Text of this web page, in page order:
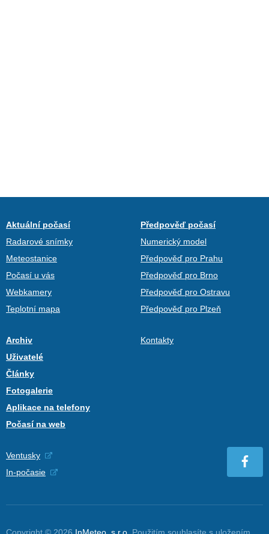
Aktuální počasí
Radarové snímky
Meteostanice
Počasí u vás
Webkamery
Teplotní mapa
Předpověď počasí
Numerický model
Předpověď pro Prahu
Předpověď pro Brno
Předpověď pro Ostravu
Předpověď pro Plzeň
Archiv
Uživatelé
Články
Fotogalerie
Aplikace na telefony
Počasí na web
Kontakty
Ventusky
In-počasie
Copyright © 2026 InMeteo, s.r.o. Použitím souhlasíte s uložením